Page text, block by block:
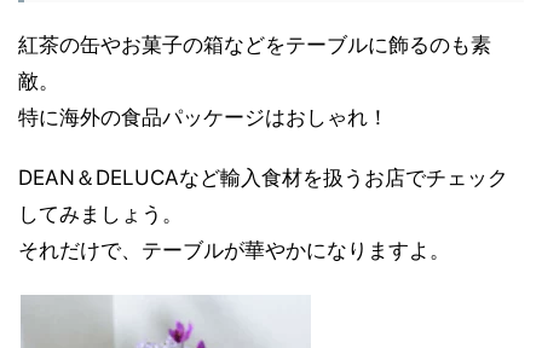
紅茶の缶やお菓子の箱などをテーブルに飾るのも素
敵。
特に海外の食品パッケージはおしゃれ！
DEAN＆DELUCAなど輸入食材を扱うお店でチェック
してみましょう。
それだけで、テーブルが華やかになりますよ。